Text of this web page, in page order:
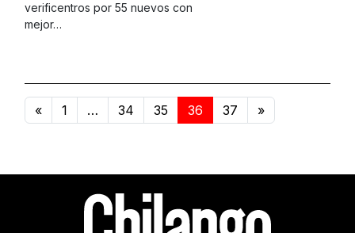
verificentros por 55 nuevos con
mejor…
« 1 … 34 35 36 37 »